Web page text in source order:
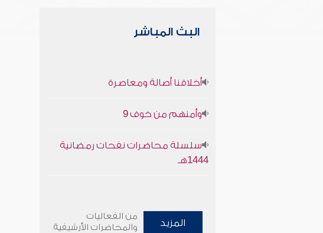
البث المباشر
أخلاقنا أصالة ومعاصرة
وأمنهم من خوف 9
سلسلة محاضرات نفحات رمضانية
1444هـ
المزيد
من الفعاليات
والمحاضرات الأرشيفية